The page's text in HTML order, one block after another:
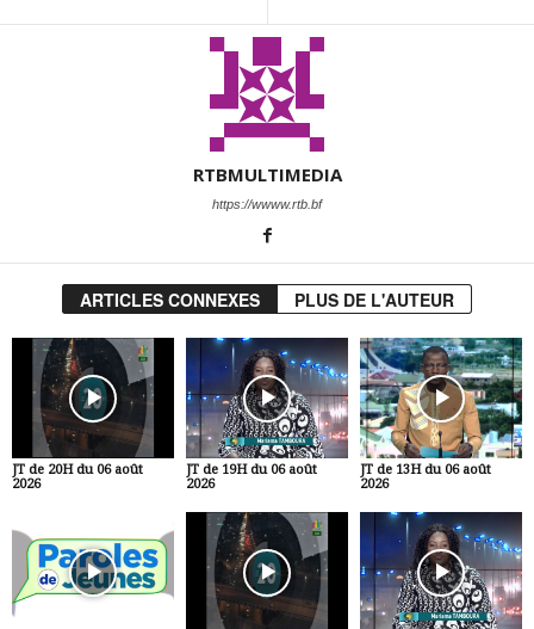
RTBMULTIMEDIA
https://wwww.rtb.bf
ARTICLES CONNEXES PLUS DE L'AUTEUR
JT de 20H du 06 août
2026
JT de 19H du 06 août
2026
JT de 13H du 06 août
2026